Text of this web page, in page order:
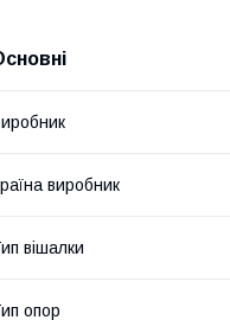
виробник
вішалки
опор